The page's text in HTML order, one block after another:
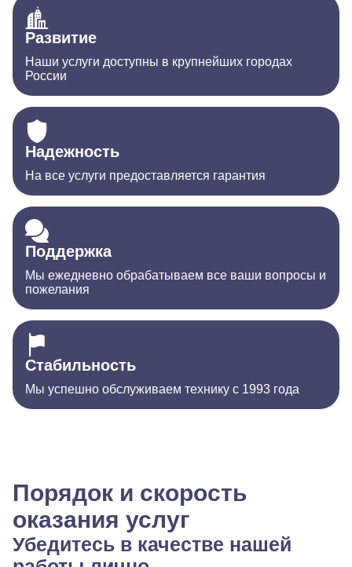
Развитие
Наши услуги доступны в крупнейших городах
России
Надежность
На все услуги предоставляется гарантия
Поддержка
Мы ежедневно обрабатываем все ваши вопросы и
пожелания
Стабильность
Мы успешно обслуживаем технику с 1993 года
Порядок и скорость
оказания услуг
Убедитесь в качестве нашей